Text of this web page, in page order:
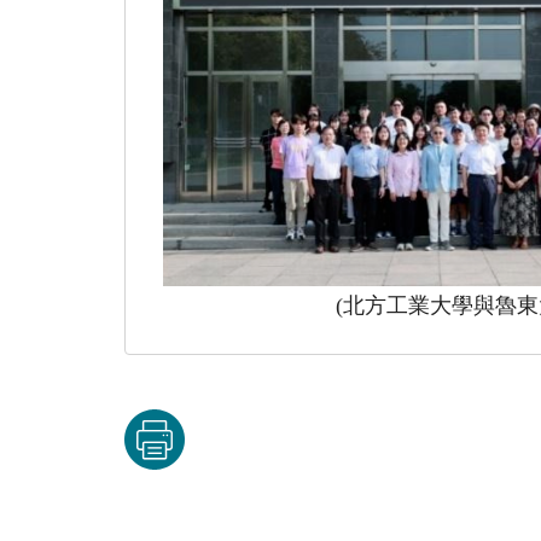
(北方工業大學與魯